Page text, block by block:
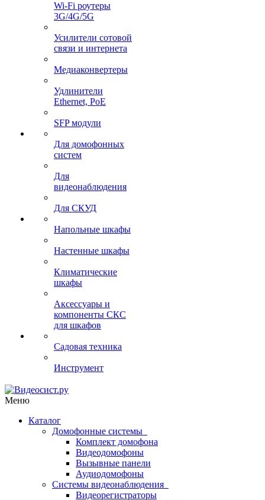
Wi-Fi роутеры
3G/4G/5G
Усилители сотовой
связи и интернета
Медиаконвертеры
Удлинители
Ethernet, PoE
SFP модули
Для домофонных
систем
Для
видеонаблюдения
Для СКУД
Напольные шкафы
Настенные шкафы
Климатические
шкафы
Аксессуары и
компоненты СКС
для шкафов
Садовая техника
Инструмент
Меню
Каталог
Домофонные системы
Комплект домофона
Видеодомофоны
Вызывные панели
Аудиодомофоны
Системы видеонаблюдения
Видеорегистраторы